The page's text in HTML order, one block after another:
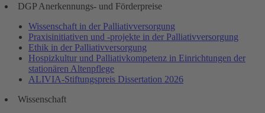
DGP Anerkennungs- und Förderpreise
Wissenschaft in der Palliativversorgung
Praxisinitiativen und -projekte in der Palliativversorgung
Ethik in der Palliativversorgung
Hospizkultur und Palliativkompetenz in Einrichtungen der
stationären Altenpflege
ALIVIA-Stiftungspreis Dissertation 2026
Wissenschaft